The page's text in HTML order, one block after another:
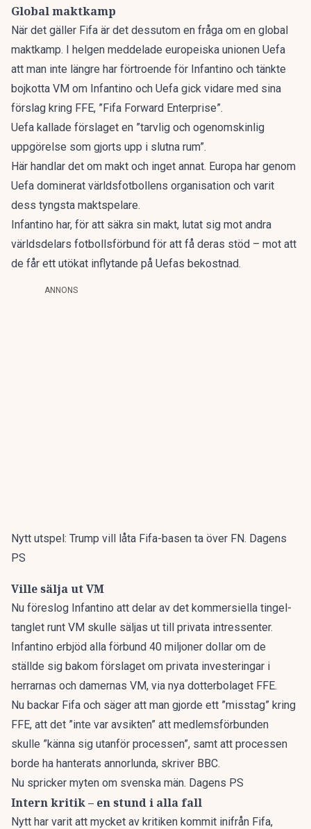
Global maktkamp
När det gäller Fifa är det dessutom en fråga om en global
maktkamp. I helgen meddelade europeiska unionen Uefa
att man inte längre har förtroende för Infantino och tänkte
bojkotta VM om Infantino och Uefa gick vidare med sina
förslag kring FFE, ”Fifa Forward Enterprise”.
Uefa kallade förslaget en ”tarvlig och ogenomskinlig
uppgörelse som gjorts upp i slutna rum”.
Här handlar det om makt och inget annat. Europa har genom
Uefa dominerat världsfotbollens organisation och varit
dess tyngsta maktspelare.
Infantino har, för att säkra sin makt, lutat sig mot andra
världsdelars fotbollsförbund för att få deras stöd – mot att
de får ett utökat inflytande på Uefas bekostnad.
ANNONS
Nytt utspel: Trump vill låta Fifa-basen ta över FN. Dagens
PS
Ville sälja ut VM
Nu föreslog Infantino att delar av det kommersiella tingel-
tanglet runt VM skulle säljas ut till privata intressenter.
Infantino erbjöd alla förbund 40 miljoner dollar om de
ställde sig bakom förslaget om privata investeringar i
herrarnas och damernas VM, via nya dotterbolaget FFE.
Nu backar Fifa och säger att man gjorde ett ”misstag” kring
FFE, att det ”inte var avsikten” att medlemsförbunden
skulle ”känna sig utanför processen”, samt att processen
borde ha hanterats annorlunda, skriver BBC.
Nu spricker myten om svenska män. Dagens PS
Intern kritik – en stund i alla fall
Nytt har varit att mycket av kritiken kommit inifrån Fifa,